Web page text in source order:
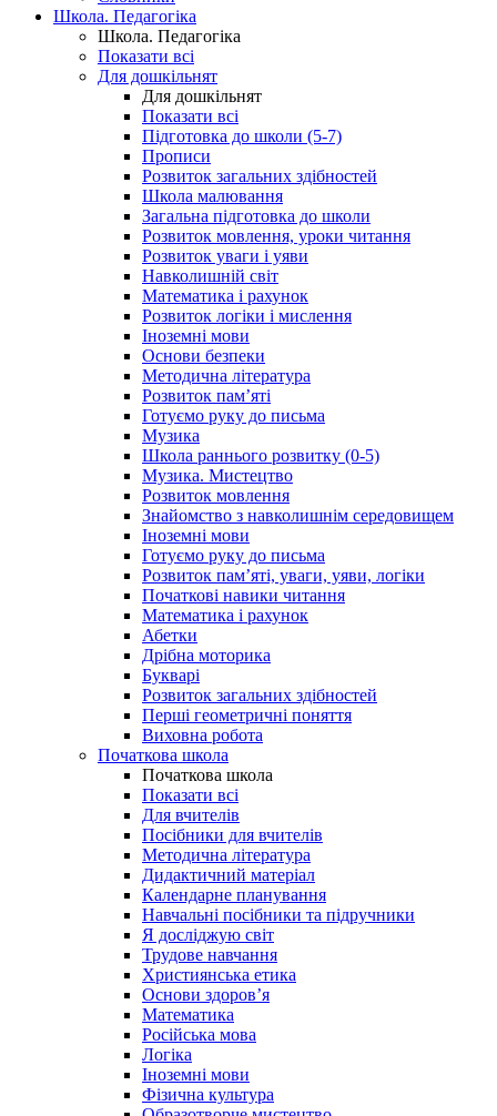
Школа. Педагогіка
Школа. Педагогіка
Показати всі
Для дошкільнят
Для дошкільнят
Показати всі
Підготовка до школи (5-7)
Прописи
Розвиток загальних здібностей
Школа малювання
Загальна підготовка до школи
Розвиток мовлення, уроки читання
Розвиток уваги і уяви
Навколишній світ
Математика і рахунок
Розвиток логіки і мислення
Іноземні мови
Основи безпеки
Методична література
Розвиток пам’яті
Готуємо руку до письма
Музика
Школа раннього розвитку (0-5)
Музика. Мистецтво
Розвиток мовлення
Знайомство з навколишнім середовищем
Іноземні мови
Готуємо руку до письма
Розвиток пам’яті, уваги, уяви, логіки
Початкові навики читання
Математика і рахунок
Абетки
Дрібна моторика
Букварі
Розвиток загальних здібностей
Перші геометричні поняття
Виховна робота
Початкова школа
Початкова школа
Показати всі
Для вчителів
Посібники для вчителів
Методична література
Дидактичний матеріал
Календарне планування
Навчальні посібники та підручники
Я досліджую світ
Трудове навчання
Християнська етика
Основи здоров’я
Математика
Російська мова
Логіка
Іноземні мови
Фізична культура